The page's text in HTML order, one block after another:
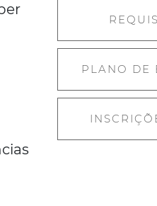
PLANO DE